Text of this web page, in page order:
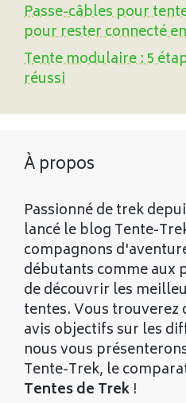
Passe-câbles pour
pour rester connecté
Tente modulaire : 5
réussi
À propos
Passionné de trek
lancé le blog Tente-
compagnons
débutants comme aux
de découvrir les
tentes. Vous
avis objectifs sur les
nous vous
Tente-Trek, le
Tentes de Trek !